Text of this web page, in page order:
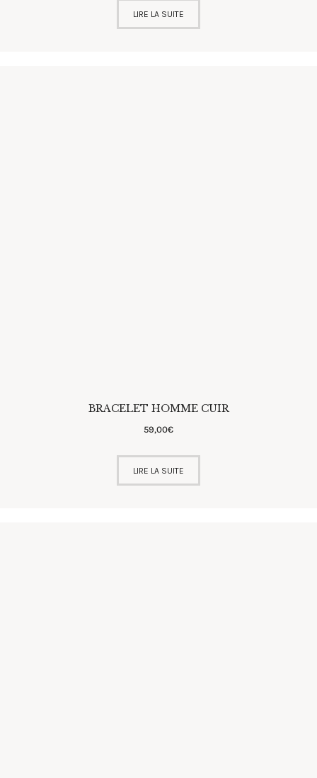
LIRE LA SUITE
BRACELET HOMME CUIR
59,00€
LIRE LA SUITE